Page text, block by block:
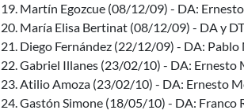
Martín Egozcue (08/12/09) - DA:
María Elisa Bertinat (08/12/09) - DA y
Diego Fernández (22/12/09) - DA:
Gabriel Illanes (23/02/10) - DA:
Atilio Amoza (23/02/10) - DA: Ernesto
Gastón Simone (18/05/10) - DA: Franco